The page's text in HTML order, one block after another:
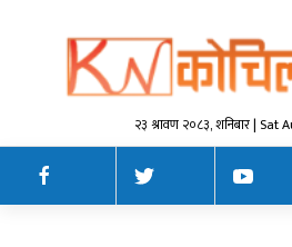
२३ श्रावण २०८३, शनिबार | Sat